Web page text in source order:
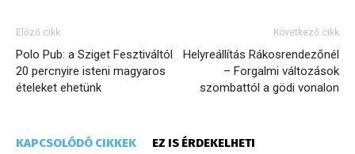
Előző cikk
Polo Pub: a Sziget Fesztiváltól
20 percnyire isteni magyaros
ételeket ehetünk
Következő cikk
Helyreállítás Rákosrendezőnél
– Forgalmi változások
szombattól a gödi vonalon
KAPCSOLÓDÓ CIKKEK EZ IS ÉRDEKELHETI